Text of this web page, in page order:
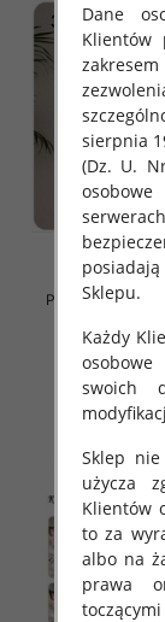
Piżama damska
Dane
Klientów
sierpnia
(Dz. U.
Sklepu.
Każdy
swoich
Sklep
użycza
Klientów
to za
albo na
prawa